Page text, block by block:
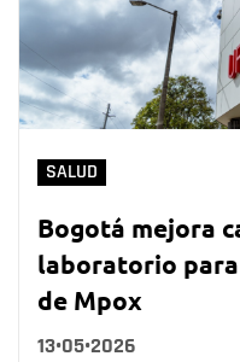
SALUD
Bogotá mejora
laboratorio
de Mpox
13•05•2026